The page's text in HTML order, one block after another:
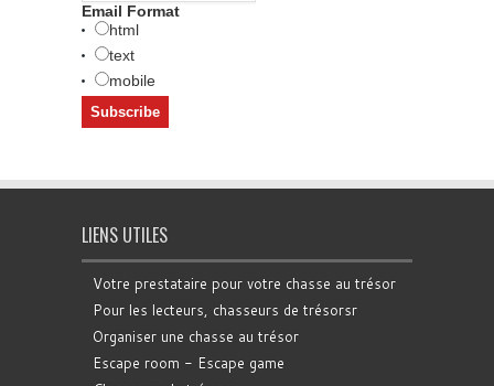
Email Format
html
text
mobile
LIENS UTILES
Votre prestataire pour votre chasse au trésor
Pour les lecteurs, chasseurs de trésorsr
Organiser une chasse au trésor
Escape room - Escape game